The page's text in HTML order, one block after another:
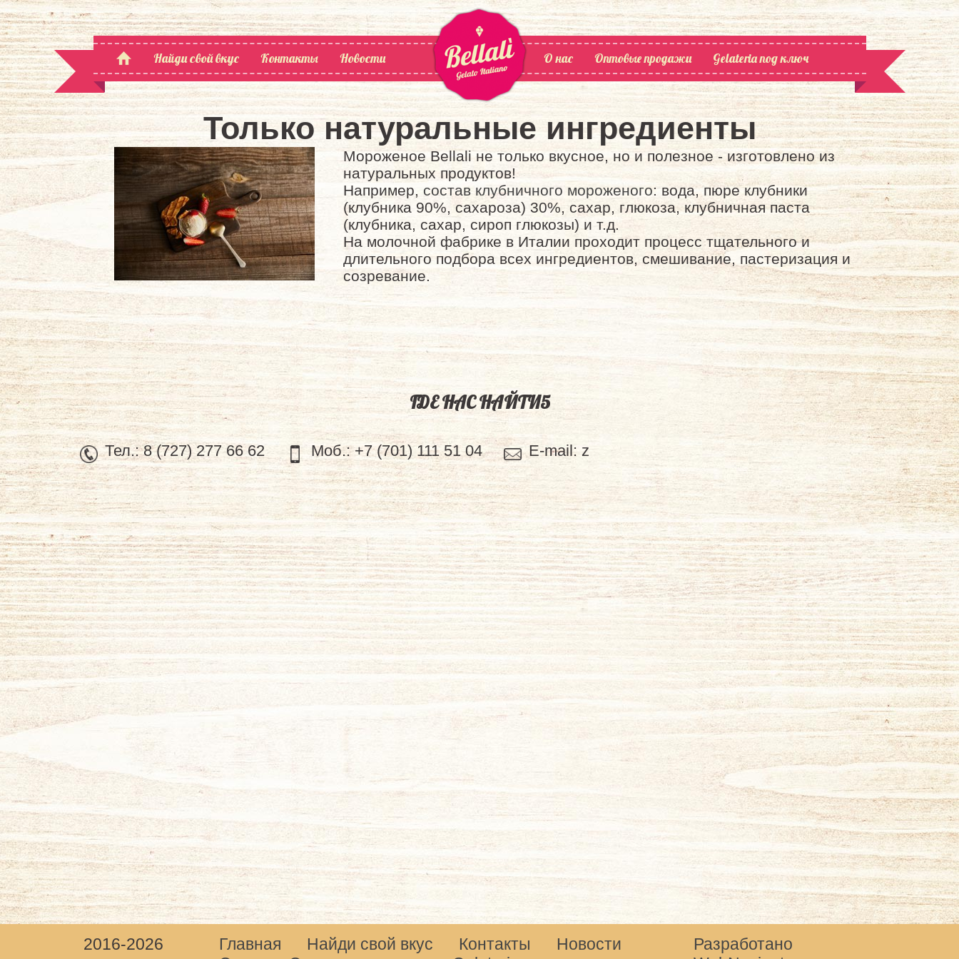
Найди свой вкус Контакты Новости О нас Оптовые продажи Gelateria под ключ
Только натуральные ингредиенты
Мороженое Bellali не только вкусное, но и полезное - изготовлено из
натуральных продуктов!
Например, состав клубничного мороженого: вода, пюре клубники
(клубника 90%, сахароза) 30%, сахар, глюкоза, клубничная паста
(клубника, сахар, сироп глюкозы) и т.д.
На молочной фабрике в Италии проходит процесс тщательного и
длительного подбора всех ингредиентов, смешивание, пастеризация и
созревание.
ГДЕ НАС НАЙТИ5
Тел.:8 (727) 277 66 62 Моб.:+7 (701) 111 51 04 E-mail: z
2016-2026 Главная Найди свой вкус Контакты
Новости
Разработано